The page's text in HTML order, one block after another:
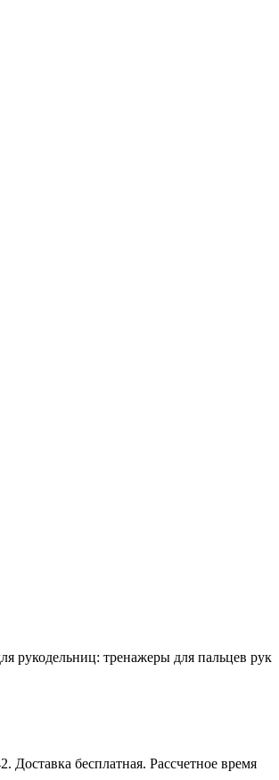
рукодельниц: тренажеры для пальцев рук
бесплатная. Рассчетное время